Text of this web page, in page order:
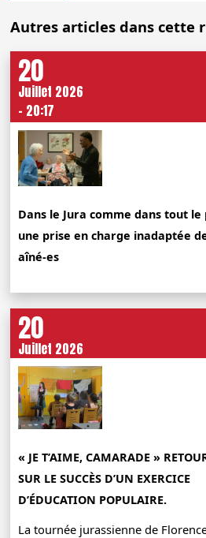
Autres articles dans cette
20
Juillet 2026
- 20:17
Dans le Jura comme dans tout le
une prise en charge inadaptée
aîné-es
20
Juillet 2026
« JE T’AIME, CAMARADE »
SUR LE SUCCÈS D’UN EXERCICE
D’ÉDUCATION POPULAIRE.
La tournée jurassienne de